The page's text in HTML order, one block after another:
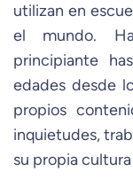
utilizan en
el mundo.
principiante
edades desde
propios
inquietudes,
su propia